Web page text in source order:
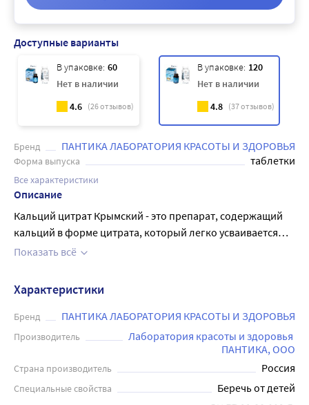
Доступные варианты
В упаковке: 60
Нет в наличии
4.6 (26отзывов)
В упаковке: 120
Нет в наличии
4.8 (37отзывов)
Бренд ПАНТИКА ЛАБОРАТОРИЯ КРАСОТЫ И ЗДОРОВЬЯ
Форма выпуска таблетки
Все характеристики
Описание
Кальций цитрат Крымский - это препарат, содержащий
кальций в форме цитрата, который легко усваивается
организмом. Он представляет собой таблетки массой 500
цитрат Крымский полезен для здоровья костей, зубов и
мышц, а также для нормального функционирования
сердца и нервной системы. Препарат рекомендуется при
недостатке кальция в организме, особенно у женщин в
период менопаузы и у детей в период активного роста.
Кальций цитрат Крымский является безвредным и
эффективным способом улучшения кальциевого баланса
Показать всё
Характеристики
Бренд ПАНТИКА ЛАБОРАТОРИЯ КРАСОТЫ И ЗДОРОВЬЯ
Производитель
Лаборатория красоты и здоровья
ПАНТИКА, ООО
Страна производитель Россия
Специальные свойства Беречь от детей